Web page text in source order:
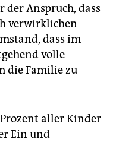
Anspruch, dass
verwirklichen
dass im
volle
die Familie zu
aller Kinder
Ein und